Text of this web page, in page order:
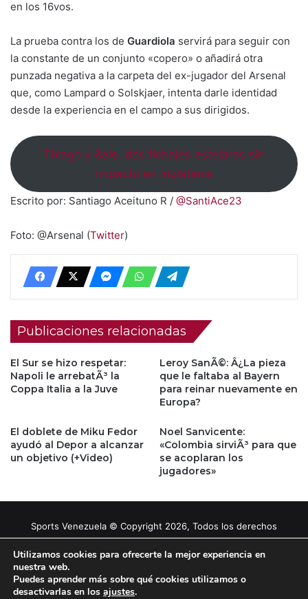
en los 16vos.
La prueba contra los de Guardiola servirá para seguir con
la constante de un conjunto «copero» o añadirá otra
punzada negativa a la carpeta del ex-jugador del Arsenal
que, como Lampard o Solskjaer, intenta darle identidad
desde la experiencia en el campo a sus dirigidos.
Thiago y Bale, dos fichajes estelares sin
impacto en Inglaterra
Escrito por: Santiago Aceituno R / @SantiAce23
Foto: @Arsenal (Twitter)
Publicaciones relacionadas
El Sur se hizo respetar:
Napoli le arrebatÃ³ la
Coppa Italia a la Juve
Leroy SanÃ©: Â¿La pieza
que le faltaba al Bayern
para reinar nuevamente en
Europa?
El doblete de Miku Fedor
ayudó al Depor a alcanzar
un objetivo (+Video)
Noel Sanvicente:
«Colombia sirviÃ³ para que
se acoplaran los
jugadores»
Sports Venezuela © Copyright 2026, Todos los derechos
Facebook
X YouTubeInstagram
Utilizamos cookies para ofrecerte la mejor experiencia en
nuestra web.
Puedes aprender más sobre qué cookies utilizamos o
desactivarlas en los ajustes.